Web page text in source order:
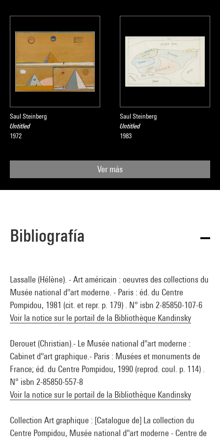
Centre Pompidou, Musée national d'art moderne, sous la
direction de Agnès de la Beaumelle, Paris, Centre Pompidou,
Saul Steinberg
Untitled
1972
Saul Steinberg
Untitled
1983
Ver más
Bibliografía
Lassalle (Hélène). - Art américain : oeuvres des collections du
Musée national d''art moderne. - Paris : éd. du Centre
Pompidou, 1981 (cit. et repr. p. 179) . N° isbn 2-85850-107-6
Voir la notice sur le portail de la Bibliothèque Kandinsky
Derouet (Christian).- Le Musée national d''art moderne :
Cabinet d''art graphique.- Paris : Musées et monuments de
France; éd. du Centre Pompidou, 1990 (reprod. coul. p. 114) .
N° isbn 2-85850-557-8
Voir la notice sur le portail de la Bibliothèque Kandinsky
Collection Art graphique : [Catalogue de] La collection du
Centre Pompidou, Musée national d''art moderne - Centre de